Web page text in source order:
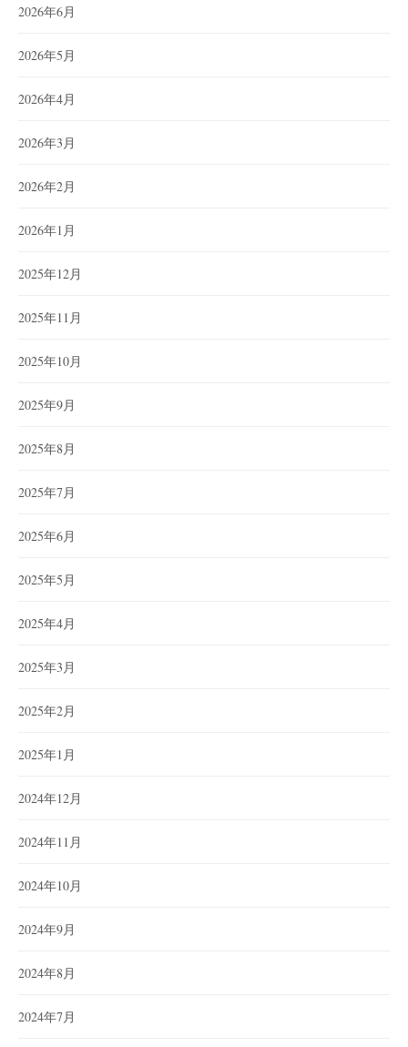
2026年6月
2026年5月
2026年4月
2026年3月
2026年2月
2026年1月
2025年12月
2025年11月
2025年10月
2025年9月
2025年8月
2025年7月
2025年6月
2025年5月
2025年4月
2025年3月
2025年2月
2025年1月
2024年12月
2024年11月
2024年10月
2024年9月
2024年8月
2024年7月